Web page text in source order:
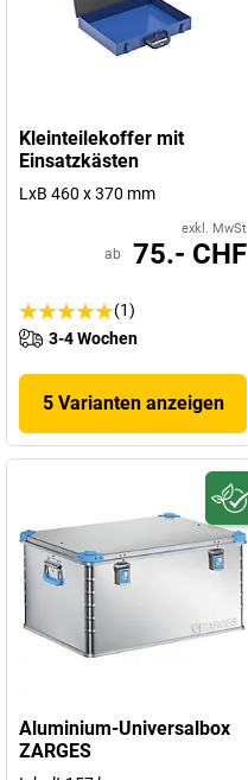
Kleinteilekoffer mit
Einsatzkästen
LxB 460 x 370 mm
exkl. MwSt
ab 75.- CHF
(1)
3-4 Wochen
5 Varianten anzeigen
Aluminium-Universalbox
ZARGES